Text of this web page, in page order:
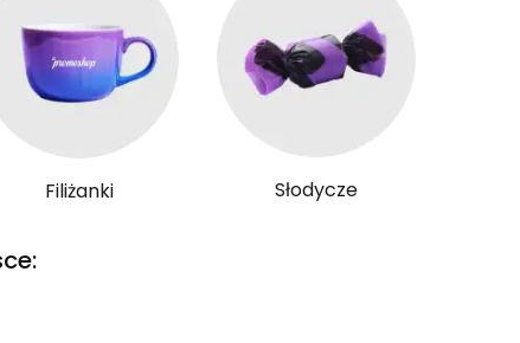
Filiżanki Słodycze